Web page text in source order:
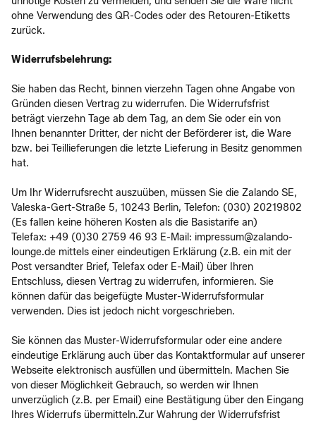
ohne Verwendung des QR-Codes oder des Retouren-Etiketts
zurück.
Widerrufsbelehrung:
Sie haben das Recht, binnen vierzehn Tagen ohne Angabe von
Gründen diesen Vertrag zu widerrufen. Die Widerrufsfrist
beträgt vierzehn Tage ab dem Tag, an dem Sie oder ein von
Ihnen benannter Dritter, der nicht der Beförderer ist, die Ware
bzw. bei Teillieferungen die letzte Lieferung in Besitz genommen
hat.
Um Ihr Widerrufsrecht auszuüben, müssen Sie die Zalando SE,
Valeska-Gert-Straße 5, 10243 Berlin, Telefon: (030) 20219802
(Es fallen keine höheren Kosten als die Basistarife an)
Telefax: +49 (0)30 2759 46 93 E-Mail: impressum@zalando-
lounge.de mittels einer eindeutigen Erklärung (z.B. ein mit der
Post versandter Brief, Telefax oder E-Mail) über Ihren
Entschluss, diesen Vertrag zu widerrufen, informieren. Sie
können dafür das beigefügte Muster-Widerrufsformular
verwenden. Dies ist jedoch nicht vorgeschrieben.
Sie können das Muster-Widerrufsformular oder eine andere
eindeutige Erklärung auch über das Kontaktformular auf unserer
Webseite elektronisch ausfüllen und übermitteln. Machen Sie
von dieser Möglichkeit Gebrauch, so werden wir Ihnen
unverzüglich (z.B. per Email) eine Bestätigung über den Eingang
Ihres Widerrufs übermitteln.Zur Wahrung der Widerrufsfrist